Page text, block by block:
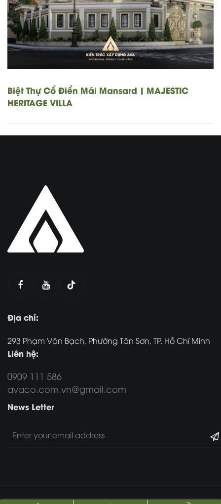
Biệt Thự Cổ Điển Mái Mansard | MAJESTIC
HERITAGE VILLA
Địa chỉ:
293 Phạm Văn Bạch, Phường Tân Sơn, TP. Hồ Chí Minh
Liên hệ:
0909 111 586
avaco.com.vn@gmail.com
News Letter